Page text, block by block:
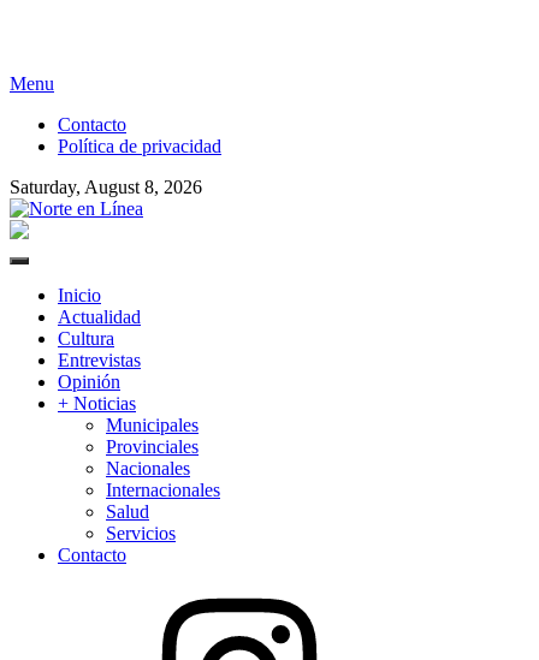
Skip
content
Menu
Contacto
Política de privacidad
Saturday, August 8, 2026
Primary
Inicio
Actualidad
Cultura
Entrevistas
Opinión
+ Noticias
Municipales
Provinciales
Nacionales
Internacionales
Salud
Servicios
Contacto